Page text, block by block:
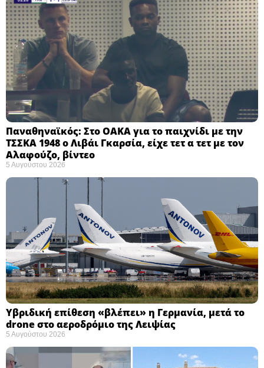
Παναθηναϊκός: Στο ΟΑΚΑ για το παιχνίδι με την
ΤΣΣΚΑ 1948 ο Λιβάι Γκαρσία, είχε τετ α τετ με τον
Αλαφούζο, βίντεο
5 Αυγούστου 2026
Υβριδική επίθεση «βλέπει» η Γερμανία, μετά το
drone στο αεροδρόμιο της Λειψίας
5 Αυγούστου 2026